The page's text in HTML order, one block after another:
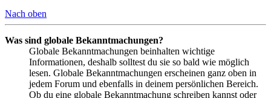
Nach oben
Was sind globale Bekanntmachungen?
Globale Bekanntmachungen beinhalten wichtige
Informationen, deshalb solltest du sie so bald wie möglich
lesen. Globale Bekanntmachungen erscheinen ganz oben in
jedem Forum und ebenfalls in deinem persönlichen Bereich.
Ob du eine globale Bekanntmachung schreiben kannst oder